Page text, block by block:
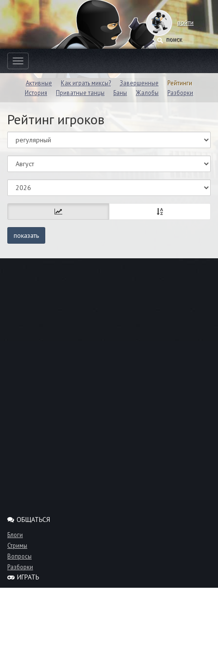
войти
Toggle
navigation
Активные Как играть миксы? Завершенные
Рейтинги
История
Приватные танцы Баны Жалобы Разборки
Рейтинг игроков
ОБЩАТЬСЯ
Блоги
Стримы
Вопросы
Разборки
ИГРАТЬ